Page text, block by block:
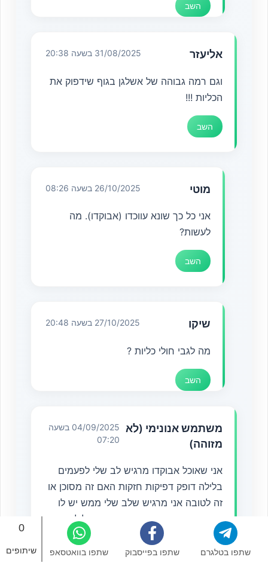
0
שיתופים שתפו בוואטסאפ שתפו בפייסבוק שתפו בטלגרם
השב
אליעזר 31/08/2025 בשעה 20:38
וגם רמה גבוהה של אשלגן בגוף שידפוק את
הכליות !!!
השב
מוטי 26/10/2025 בשעה 08:26
אני כל כך שונא עווכדו (אבוקדו). מה
לעשות?
השב
שיקו 27/10/2025 בשעה 20:48
מה לגבי חולי כליות ?
השב
משתמש אנונימי (לא
מזוהה)
04/09/2025 בשעה
07:20
אני שאוכל אבוקדו מרגיש לב שלי לפעמים
בלילה דופק דפיקות חזקות האם זה מסוכן או
זה לטובה אני מרגיש שלב שלי ממש יש לו
כמה דפיקות חזקות במיוחד שזה בלילה אני
לא יודע למה שאני אוכל אבוקדו